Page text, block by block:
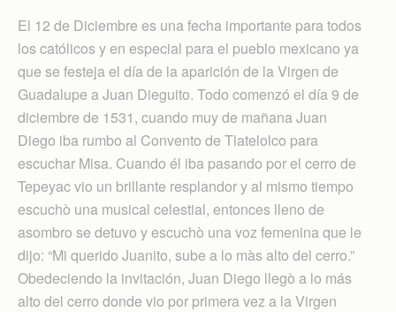
El 12 de Diciembre es una fecha importante para todos
los católicos y en especial para el pueblo mexicano ya
que se festeja el día de la aparición de la Virgen de
Guadalupe a Juan Dieguito. Todo comenzó el día 9 de
diciembre de 1531, cuando muy de mañana Juan
Diego iba rumbo al Convento de Tlatelolco para
escuchar Misa. Cuando él iba pasando por el cerro de
Tepeyac vio un brillante resplandor y al mismo tiempo
escuchò una musical celestial, entonces lleno de
asombro se detuvo y escuchò una voz femenina que le
dijo: “Mi querido Juanito, sube a lo màs alto del cerro.”
Obedeciendo la invitación, Juan Diego llegò a lo más
alto del cerro donde vio por primera vez a la Virgen